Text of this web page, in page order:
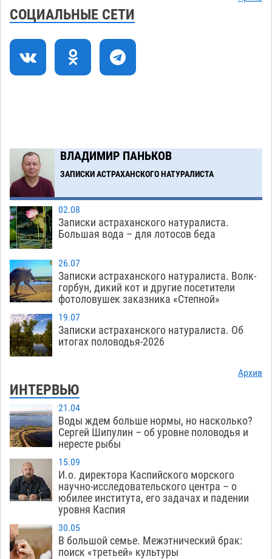
нелегалов прямым рейсом из Шереметьево
11:08 Как астраханцы назвали своих детей в июле
Загрузить еще
СОЦИАЛЬНЫЕ СЕТИ
ВЛАДИМИР ПАНЬКОВ
ЗАПИСКИ АСТРАХАНСКОГО НАТУРАЛИСТА
02.08
Записки астраханского натуралиста.
Большая вода – для лотосов беда
26.07
Записки астраханского натуралиста. Волк-
горбун, дикий кот и другие посетители
фотоловушек заказника «Степной»
19.07
Записки астраханского натуралиста. Об
итогах половодья-2026
Архив
ИНТЕРВЬЮ
21.04
Воды ждем больше нормы, но насколько?
Сергей Шипулин – об уровне половодья и
нересте рыбы
15.09
И.о. директора Каспийского морского
научно-исследовательского центра – о
юбилее института, его задачах и падении
уровня Каспия
30.05
В большой семье. Межэтнический брак:
поиск «третьей» культуры